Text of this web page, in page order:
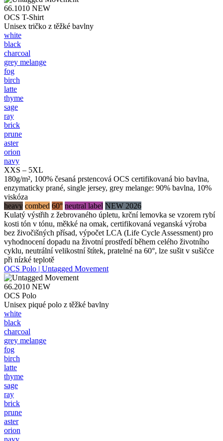
66.1010 NEW
OCS T-Shirt
Unisex tričko z těžké bavlny
white
black
charcoal
grey melange
fog
birch
latte
thyme
sage
ray
brick
prune
aster
orion
navy
XXS – 5XL
180g/m², 100% česaná prstencová OCS certifikovaná bio bavlna,
enzymaticky prané, single jersey, grey melange: 90% bavlna, 10%
viskóza
heavy combed 60° neutral label NEW 2026
Kulatý výstřih z žebrovaného úpletu, krční lemovka se vzorem rybí
kosti tón v tónu, měkké na omak, certifikovaná veganská výroba
bez živočišných přísad, výpočet LCA (Life Cycle Assessment) pro
vyhodnocení dopadu na životní prostředí během celého životního
cyklu, neutrální velikostní štítek, pratelné na 60°, lze sušit v sušičce
při nízké teplotě
OCS Polo | Untagged Movement
66.2010 NEW
OCS Polo
Unisex piqué polo z těžké bavlny
white
black
charcoal
grey melange
fog
birch
latte
thyme
sage
ray
brick
prune
aster
orion
navy